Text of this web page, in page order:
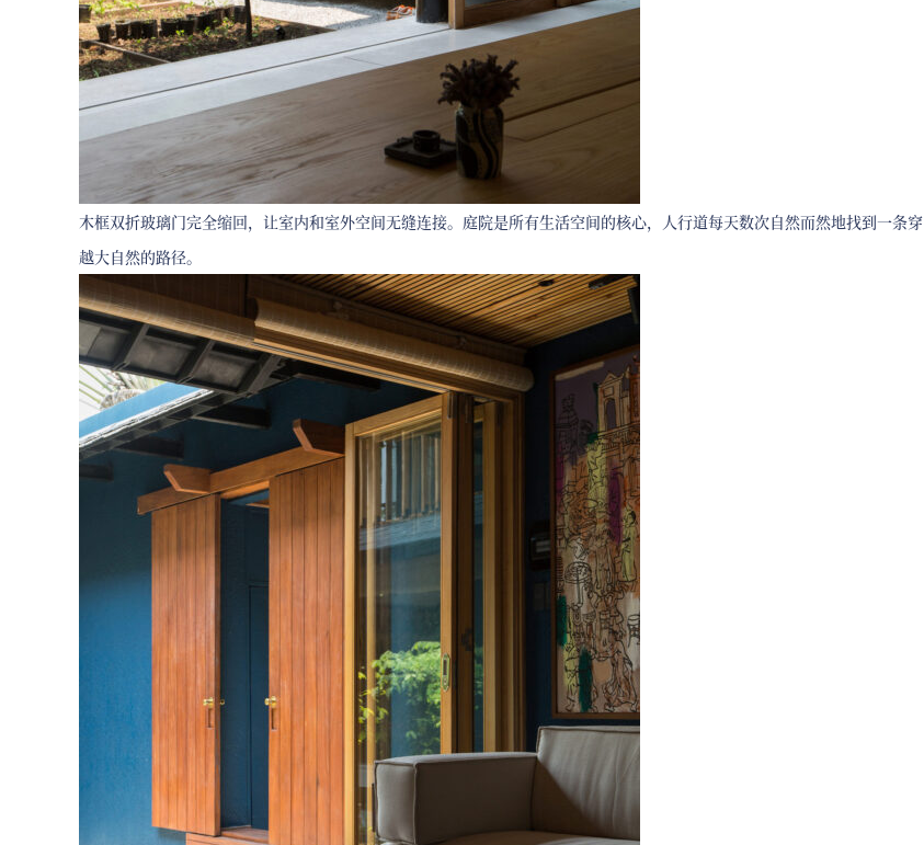
木框双折玻璃门完全缩回，让室内和室外空间无缝连接。庭院是所有生活空间的核心，人行道每天数次自然而然地找到一条穿
越大自然的路径。